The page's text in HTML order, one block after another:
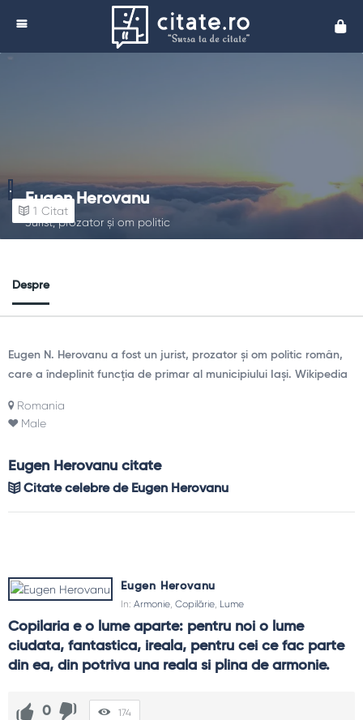
Eugen Herovanu
Jurist, prozator și om politic
1 Citat
Despre
Eugen N. Herovanu a fost un jurist, prozator și om politic român,
care a îndeplinit funcția de primar al municipiului Iași. Wikipedia
Romania
Male
Eugen Herovanu citate
Citate celebre de Eugen Herovanu
Eugen Herovanu
In: Armonie, Copilărie, Lume
Copilaria e o lume aparte: pentru noi o lume
ciudata, fantastica, ireala, pentru cei ce fac parte
din ea, din potriva una reala si plina de armonie.
0 174